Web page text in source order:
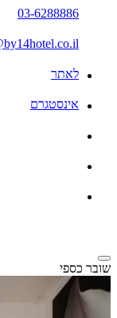
03-6288886
לאתר
אינסטגרם
שובר כספי